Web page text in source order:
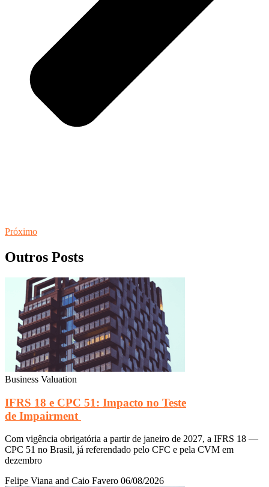
Próximo
Outros Posts
Business Valuation
IFRS 18 e CPC 51: Impacto no Teste
de Impairment
Com vigência obrigatória a partir de janeiro de 2027, a IFRS 18 —
CPC 51 no Brasil, já referendado pelo CFC e pela CVM em
dezembro
Felipe Viana and Caio Favero 06/08/2026